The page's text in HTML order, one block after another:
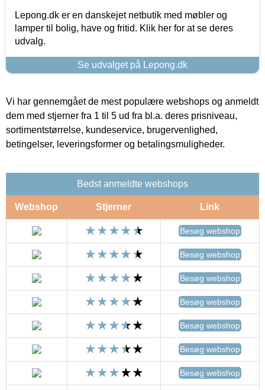
Lepong.dk er en danskejet netbutik med møbler og
lamper til bolig, have og fritid. Klik her for at se deres
udvalg.
Se udvalget på Lepong.dk
Vi har gennemgået de mest populære webshops og anmeldt
dem med stjerner fra 1 til 5 ud fra bl.a. deres prisniveau,
sortimentstørrelse, kundeservice, brugervenlighed,
betingelser, leveringsformer og betalingsmuligheder.
Bedst anmeldte webshops
Webshop Stjerner Link
Besøg webshop
Besøg webshop
Besøg webshop
Besøg webshop
Besøg webshop
Besøg webshop
Besøg webshop